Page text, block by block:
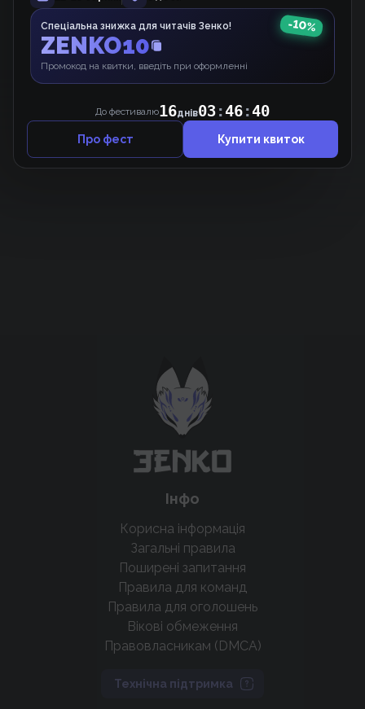
крутих нововведень
Підтримати проєкт
Інфо
Корисна інформація
Загальні правила
Поширені запитання
Правила для команд
Правила для оголошень
Вікові обмеження
Правовласникам (DMCA)
Технічна підтримка
Спеціальна знижка для читачів Зенко!
ZENKO10
Промокод на квитки, введіть при оформленні
-10%
До фестивалю16днів03:46:40
Про фест Купити квиток